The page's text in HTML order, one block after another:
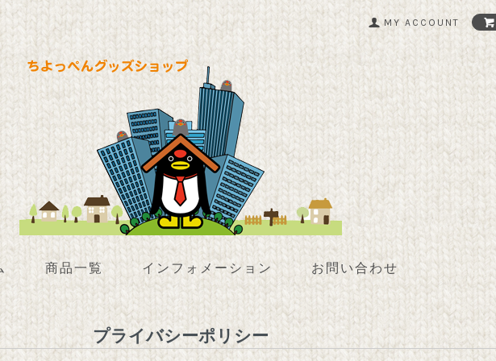
MY ACCOUNT
商品一覧 インフォメーション お問い合わせ
プライバシーポリシー